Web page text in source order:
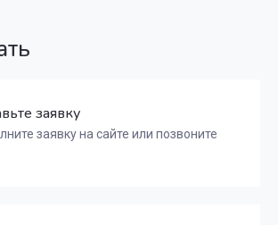
заявку
заявку на сайте или позвоните